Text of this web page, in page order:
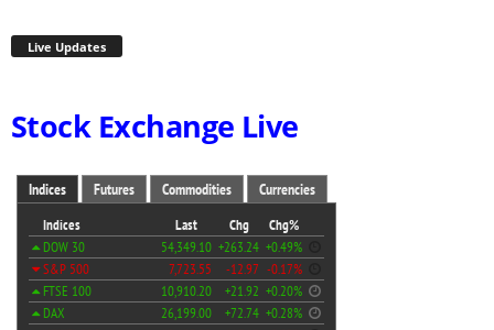
Live Updates
Stock Exchange Live